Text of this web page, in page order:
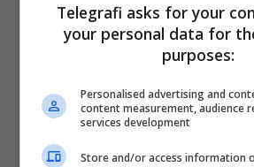
Telegrafi asks for your
your personal data for
purposes:
Personalised advertising and
content measurement, audience
services development
Store and/or access information